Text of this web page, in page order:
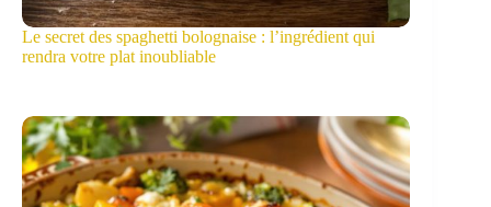
Le secret des spaghetti bolognaise : l’ingrédient qui
rendra votre plat inoubliable